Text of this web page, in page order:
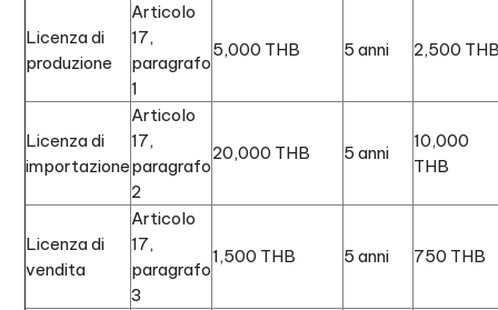
Licenza di
produzione
Articolo
17,
paragrafo
1
5,000 THB 5 anni 2,500
Licenza di
importazione
Articolo
17,
paragrafo
2
20,000 THB 5 anni
10,000
THB
Licenza di
vendita
Articolo
17,
paragrafo
3
1,500 THB 5 anni 750 THB